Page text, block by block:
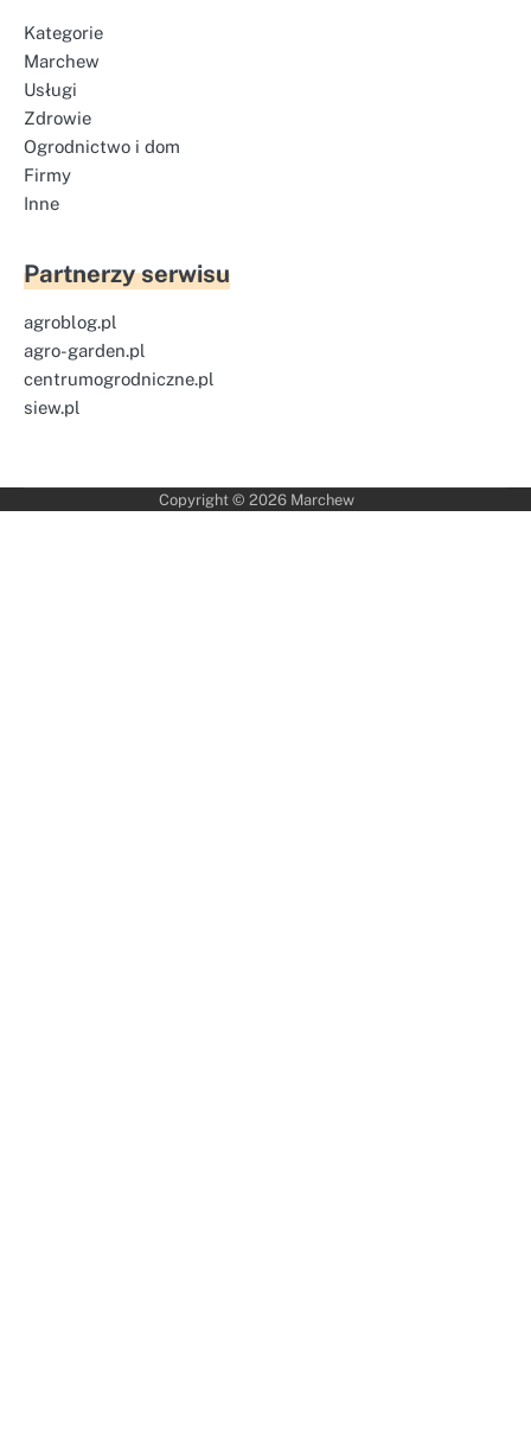
Kategorie
Marchew
Usługi
Zdrowie
Ogrodnictwo i dom
Firmy
Inne
Partnerzy serwisu
agroblog.pl
agro-garden.pl
centrumogrodniczne.pl
siew.pl
Copyright © 2026 Marchew